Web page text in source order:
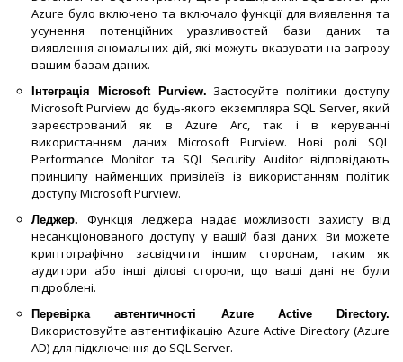
Azure було включено та включало функції для виявлення та
усунення потенційних уразливостей бази даних та
виявлення аномальних дій, які можуть вказувати на загрозу
вашим базам даних.
Інтеграція Microsoft Purview. Застосуйте політики доступу
Microsoft Purview до будь-якого екземпляра SQL Server, який
зареєстрований як в Azure Arc, так і в керуванні
використанням даних Microsoft Purview. Нові ролі SQL
Performance Monitor та SQL Security Auditor відповідають
принципу найменших привілеїв із використанням політик
доступу Microsoft Purview.
Леджер.
Функція леджера надає можливості захисту від
несанкціонованого доступу у вашій базі даних. Ви можете
криптографічно засвідчити іншим сторонам, таким як
аудитори або інші ділові сторони, що ваші дані не були
підроблені.
Перевірка автентичності Azure Active Directory.
Використовуйте автентифікацію Azure Active Directory (Azure
AD) для підключення до SQL Server.